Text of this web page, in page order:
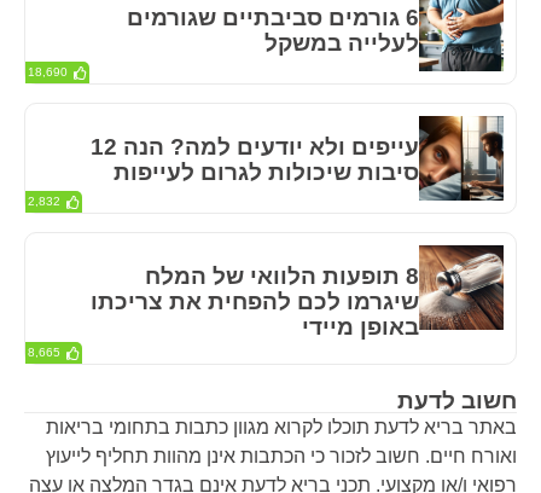
חשוב לדעת
באתר בריא לדעת תוכלו לקרוא מגוון כתבות בתחומי בריאות
ואורח חיים. חשוב לזכור כי הכתבות אינן מהוות תחליף לייעוץ
רפואי ו/או מקצועי. תכני בריא לדעת אינם בגדר המלצה או עצה
6 גורמים סביבתיים שגורמים
לעלייה במשקל
18,690
עייפים ולא יודעים למה? הנה 12
סיבות שיכולות לגרום לעייפות
2,832
8 תופעות הלוואי של המלח
שיגרמו לכם להפחית את צריכתו
באופן מיידי
8,665